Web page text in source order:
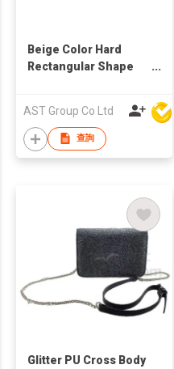
Beige Color Hard
Rectangular Shape
AST Group Co Ltd
查詢
Glitter PU Cross Body